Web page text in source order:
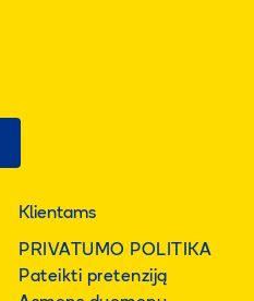
Klientams
PRIVATUMO POLITIKA
Pateikti pretenziją